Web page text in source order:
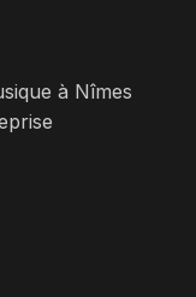
à Nîmes